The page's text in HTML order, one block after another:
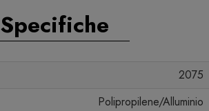
Specifiche
2075
Polipropilene/Alluminio